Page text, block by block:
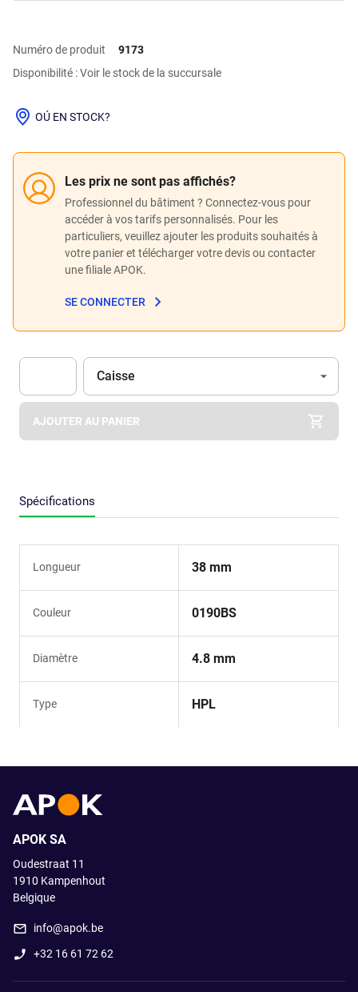
Numéro de produit
9173
Disponibilité : Voir le stock de la succursale
Les prix ne sont pas affichés?
Professionnel du bâtiment ? Connectez-vous pour
accéder à vos tarifs personnalisés. Pour les
particuliers, veuillez ajouter les produits souhaités à
votre panier et télécharger votre devis ou contacter
une filiale APOK.
SE CONNECTER
OÚ EN STOCK?
Apok.Product.Detail.AddToCart.Quantity (Optionnel)
Unité
Caisse
AJOUTER AU PANIER
Spécifications
Longueur 38 mm
Couleur 0190BS
Diamètre 4.8 mm
Type HPL
APOK SA
Oudestraat 11
1910 Kampenhout
Belgique
info@apok.be
+32 16 61 72 62